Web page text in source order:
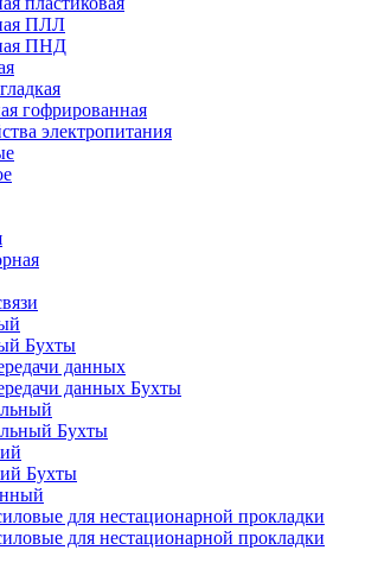
ПЛЛ
ПНД
гофрированная
электропитания
Бухты
данных
данных Бухты
Бухты
Бухты
для нестационарной прокладки
для нестационарной прокладки